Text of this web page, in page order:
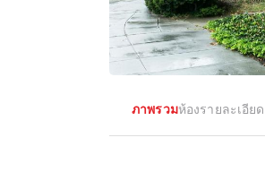
ภาพรวมห้องรายละเอียด